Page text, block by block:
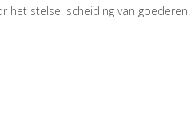
het stelsel scheiding van goederen.